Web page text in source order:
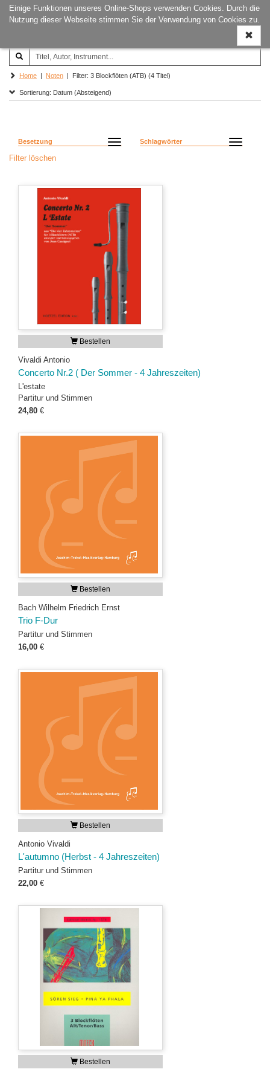
Einige Funktionen unseres Online-Shops verwenden Cookies. Durch die
Nutzung dieser Webseite stimmen Sie der Verwendung von Cookies zu.
ein-/
Joachim‐Trekel‐Musikverlag,
Hamburg
Home | Noten | Filter: 3 Blockflöten (ATB) (4 Titel)
Sortierung: Datum (Absteigend)
Besetzung Schlagwörter
Filter löschen
Bestellen
Vivaldi Antonio
Concerto Nr.2 ( Der Sommer - 4 Jahreszeiten)
L'estate
Partitur und Stimmen
24,80 €
Bestellen
Bach Wilhelm Friedrich Ernst
Trio F-Dur
Partitur und Stimmen
16,00 €
Bestellen
Antonio Vivaldi
L'autumno (Herbst - 4 Jahreszeiten)
Partitur und Stimmen
22,00 €
Bestellen